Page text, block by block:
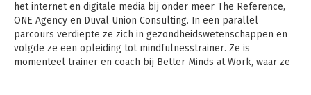
het internet en digitale media bij onder meer The Reference,
ONE Agency en Duval Union Consulting. In een parallel
parcours verdiepte ze zich in gezondheidswetenschappen en
volgde ze een opleiding tot mindfulnesstrainer. Ze is
momenteel trainer en coach bij Better Minds at Work, waar ze